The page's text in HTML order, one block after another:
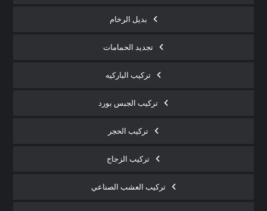
بديل الرخام
تجديد الحمامات
تركيب الباركيه
تركيب الجبس بورد
تركيب الحجر
تركيب الزجاج
تركيب العشب الصناعي